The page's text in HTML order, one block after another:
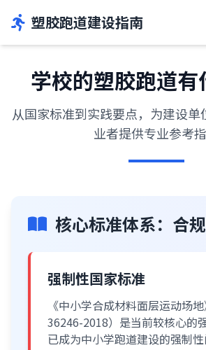
塑胶跑道建设指南
学校的塑胶跑道有
从国家标准到实践要点，为建设单
业者提供专业参考
核心标准体系：合
强制性国家标准
《中小学合成材料面层运动场
36246-2018）是当前较核心的
已成为中小学跑道建设的强制性